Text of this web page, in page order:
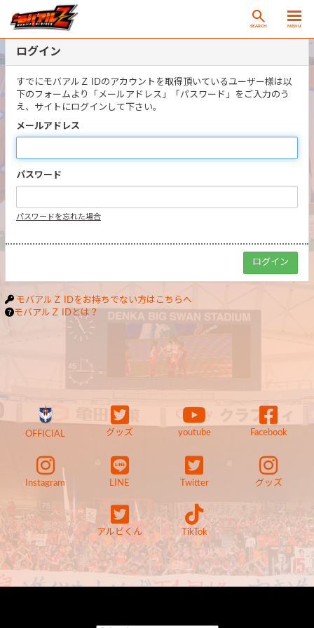
SEARCH MENU
ログイン
すでにモバアルＺ IDのアカウントを取得頂いているユーザー様は以
下のフォームより「メールアドレス」「パスワード」をご入力のう
え、サイトにログインして下さい。
メールアドレス
パスワード
パスワードを忘れた場合
モバアルＺ IDをお持ちでない方はこちらへ
モバアルＺ IDとは？
OFFICIAL グッズ youtube Facebook
Instagram LINE Twitter グッズ
アルビくん TikTok